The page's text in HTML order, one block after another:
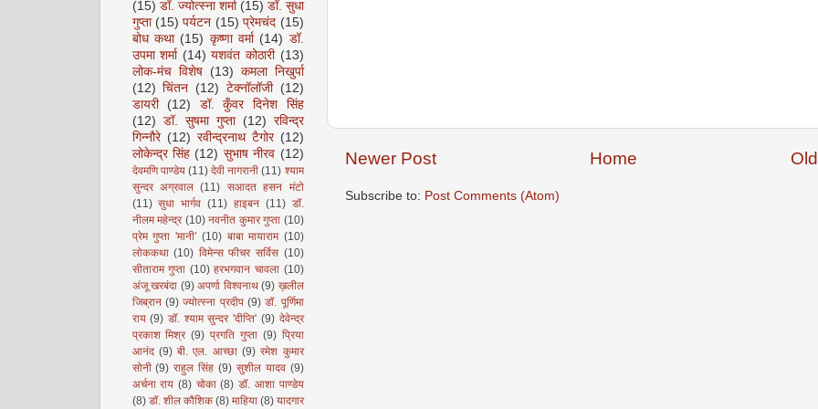
Newer Post Home
Subscribe to: Post Comments (Atom)
(15) डॉ. ज्योत्स्ना शर्मा (15) डॉ. सुधा
गुप्ता (15) पर्यटन (15) प्रेमचंद (15)
बोध कथा (15) कृष्णा वर्मा (14) डॉ.
उपमा शर्मा (14) यशवंत कोठारी (13)
लोक-मंच विशेष
(13) कमला निखुर्पा
(12) चिंतन (12) टेक्नॉलॉजी
(12)
डायरी
(12)
डॉ. कुँवर दिनेश सिंह
(12) डॉ. सुषमा गुप्ता (12) रविन्द्र
गिन्नौरे (12) रवीन्द्रनाथ टैगोर (12)
लोकेन्द्र सिंह (12) सुभाष नीरव (12)
देवमणि पाण्डेय (11) देवी नागरानी (11) श्याम
सुन्दर अग्रवाल (11) सआदत हसन मंटो
(11) सुधा भार्गव (11) हाइबन (11) डॉ.
नीलम महेन्द्र (10) नवनीत कुमार गुप्ता (10)
प्रेम गुप्ता 'मानी’ (10) बाबा मायाराम (10)
लोककथा (10) विमेन्स फीचर सर्विस (10)
सीताराम गुप्ता (10) हरभगवान चावला (10)
अंजू खरबंदा (9) अपर्णा विश्वनाथ (9) ख़लील
जिब्रान (9) ज्योत्स्ना प्रदीप (9) डॉ. पूर्णिमा
राय (9) डॉ. श्याम सुन्दर 'दीप्ति' (9) देवेन्द्र
प्रकाश मिश्र (9) प्रगति गुप्ता (9) प्रिया
आनंद (9) बी. एल. आच्छा (9) रमेश कुमार
सोनी (9) राहुल सिंह (9) सुशील यादव (9)
अर्चना राय (8) चोका (8) डॉ. आशा पाण्डेय
(8) डॉ. शील कौशिक (8) माहिया (8) यादगार